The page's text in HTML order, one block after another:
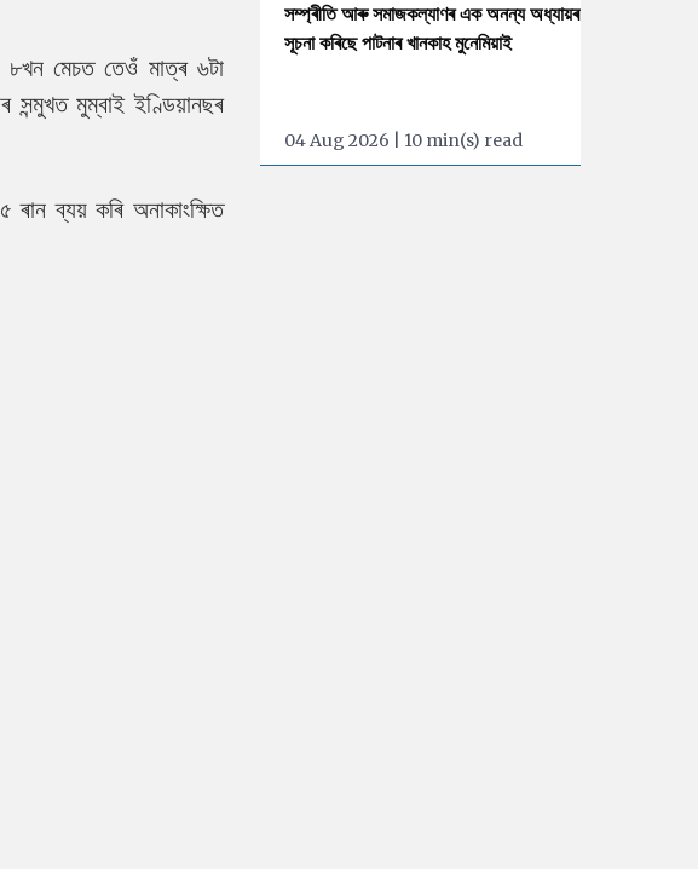
৮খন মেচত তেওঁ মাত্ৰ ৬টা
সন্মুখত মুম্বাই ইণ্ডিয়ানছৰ
ৰান ব্যয় কৰি অনাকাংক্ষিত
সম্প্ৰীতি আৰু সমাজকল্যাণৰ এক অনন্য অধ্যায়ৰ
সূচনা কৰিছে পাটনাৰ খানকাহ মুনেমিয়াই
04 Aug 2026 | 10 min(s) read